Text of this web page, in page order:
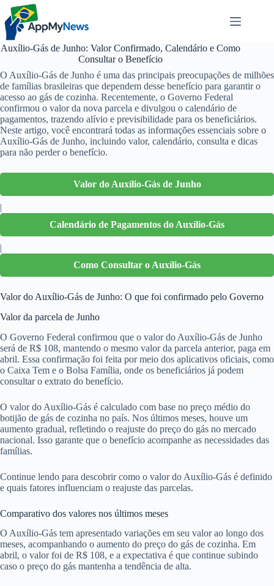
Pular
para
conteúdo
Auxílio-Gás de Junho: Valor Confirmado, Calendário e Como
Consultar o Benefício
O Auxílio-Gás de Junho é uma das principais preocupações de milhões
de famílias brasileiras que dependem desse benefício para garantir o
acesso ao gás de cozinha. Recentemente, o Governo Federal
confirmou o valor da nova parcela e divulgou o calendário de
pagamentos, trazendo alívio e previsibilidade para os beneficiários.
Neste artigo, você encontrará todas as informações essenciais sobre o
Auxílio-Gás de Junho, incluindo valor, calendário, consulta e dicas
para não perder o benefício.
Valor do Auxílio-Gás de Junho
|
Calendário de Pagamentos do Auxílio-Gás
|
Como Consultar o Auxílio-Gás
Valor do Auxílio-Gás de Junho: O que foi confirmado pelo Governo
Valor da parcela de Junho
O Governo Federal confirmou que o valor do Auxílio-Gás de Junho
será de R$ 108, mantendo o mesmo valor da parcela anterior, paga em
abril. Essa confirmação foi feita por meio dos aplicativos oficiais, como
o Caixa Tem e o Bolsa Família, onde os beneficiários já podem
consultar o extrato do benefício.
O valor do Auxílio-Gás é calculado com base no preço médio do
botijão de gás de cozinha no país. Nos últimos meses, houve um
aumento gradual, refletindo o reajuste do preço do gás no mercado
nacional. Isso garante que o benefício acompanhe as necessidades das
famílias.
Continue lendo para descobrir como o valor do Auxílio-Gás é definido
e quais fatores influenciam o reajuste das parcelas.
Comparativo dos valores nos últimos meses
O Auxílio-Gás tem apresentado variações em seu valor ao longo dos
meses, acompanhando o aumento do preço do gás de cozinha. Em
abril, o valor foi de R$ 108, e a expectativa é que continue subindo
caso o preço do gás mantenha a tendência de alta.